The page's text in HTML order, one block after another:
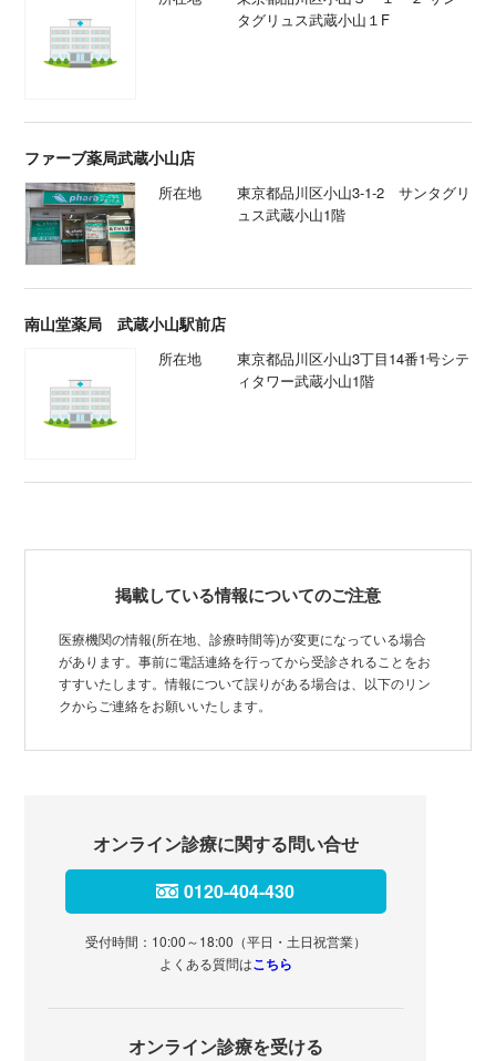
タグリュス武蔵小山１F
ファーブ薬局武蔵小山店
所在地
東京都品川区小山3-1-2 サンタグリ
ュス武蔵小山1階
南山堂薬局 武蔵小山駅前店
所在地
東京都品川区小山3丁目14番1号シテ
ィタワー武蔵小山1階
掲載している情報についてのご注意
医療機関の情報(所在地、診療時間等)が変更になっている場合
があります。事前に電話連絡を行ってから受診されることをお
すすいたします。情報について誤りがある場合は、以下のリン
クからご連絡をお願いいたします。
オンライン診療に関する問い合せ
0120-404-430
受付時間：10:00～18:00（平日・土日祝営業）
よくある質問はこちら
オンライン診療を受ける